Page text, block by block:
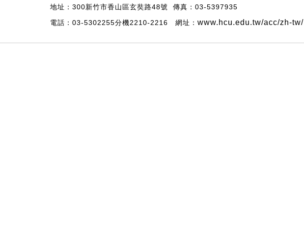
地址：300新竹市香山區玄奘路48號 傳真：03-5397935
電話：03-5302255分機2210-2216 網址： www.hcu.edu.tw/acc/zh-tw/